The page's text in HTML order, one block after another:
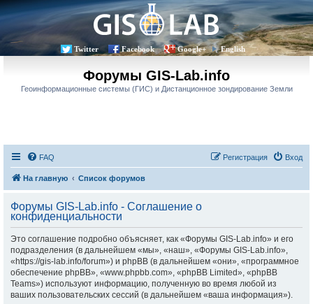
Twitter Facebook Google+ English
Форумы GIS-Lab.info
Геоинформационные системы (ГИС) и Дистанционное зондирование Земли
FAQ Вход
Регистрация
На главную Список форумов
Форумы GIS-Lab.info - Соглашение о
конфиденциальности
Это соглашение подробно объясняет, как «Форумы GIS-Lab.info» и его
подразделения (в дальнейшем «мы», «наш», «Форумы GIS-Lab.info»,
«https://gis-lab.info/forum») и phpBB (в дальнейшем «они», «программное
обеспечение phpBB», «www.phpbb.com», «phpBB Limited», «phpBB
Teams») используют информацию, полученную во время любой из
ваших пользовательских сессий (в дальнейшем «ваша информация»).